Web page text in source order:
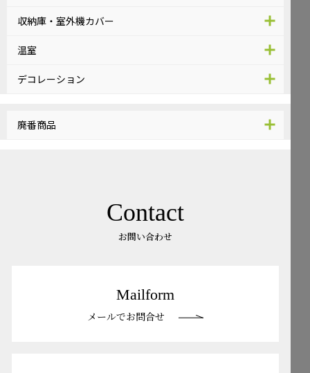
収納庫・室外機カバー
温室
デコレーション
廃番商品
Contact
お問い合わせ
Mailform
メールでお問合せ